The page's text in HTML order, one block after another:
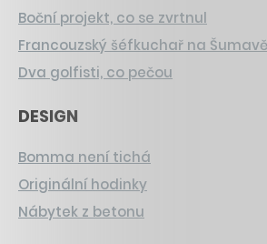
Boční projekt, co se zvrtnul
Francouzský šéfkuchař na Šumavě
Dva golfisti, co pečou
DESIGN
Bomma není tichá
Originální hodinky
Nábytek z betonu